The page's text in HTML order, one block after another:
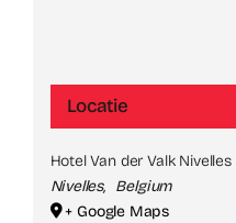
Locatie
Hotel Van der Valk Nivelles
Nivelles, Belgium
+ Google Maps